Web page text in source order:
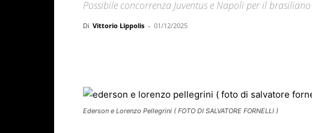
Possibile concorrenza Juventus e Napoli per il brasiliano
Di Vittorio Lippolis - 01/12/2025
Ederson e Lorenzo Pellegrini ( FOTO DI SALVATORE FORNELLI )